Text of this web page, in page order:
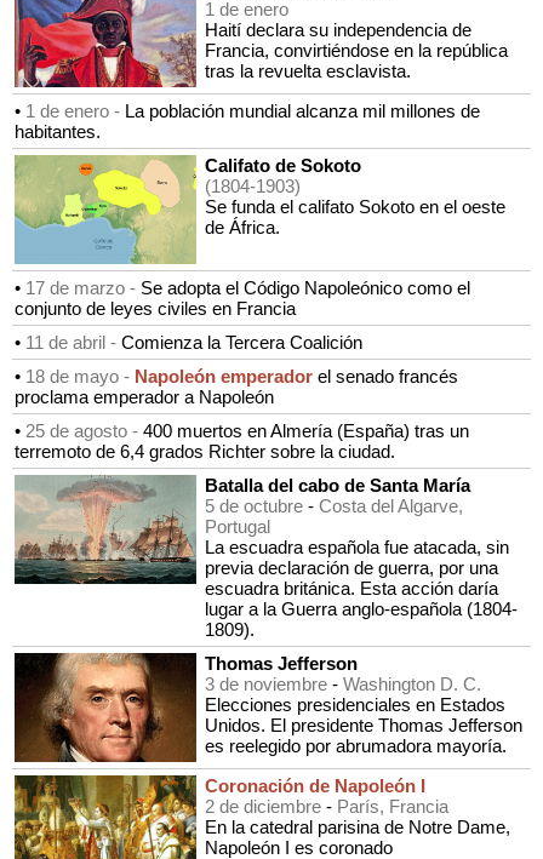
1 de enero
Haití declara su independencia de
Francia, convirtiéndose en la república
tras la revuelta esclavista.
• 1 de enero - La población mundial alcanza mil millones de
habitantes.
Califato de Sokoto
(1804-1903)
Se funda el califato Sokoto en el oeste
de África.
• 17 de marzo - Se adopta el Código Napoleónico como el
conjunto de leyes civiles en Francia
• 11 de abril - Comienza la Tercera Coalición
• 18 de mayo - Napoleón emperador el senado francés
proclama emperador a Napoleón
• 25 de agosto - 400 muertos en Almería (España) tras un
terremoto de 6,4 grados Richter sobre la ciudad.
Batalla del cabo de Santa María
5 de octubre - Costa del Algarve,
Portugal
La escuadra española fue atacada, sin
previa declaración de guerra, por una
escuadra británica. Esta acción daría
lugar a la Guerra anglo-española (1804-
1809).
Thomas Jefferson
3 de noviembre - Washington D. C.
Elecciones presidenciales en Estados
Unidos. El presidente Thomas Jefferson
es reelegido por abrumadora mayoría.
Coronación de Napoleón I
2 de diciembre - París, Francia
En la catedral parisina de Notre Dame,
Napoleón I es coronado